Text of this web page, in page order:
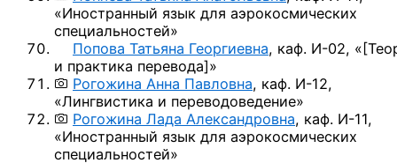
«Иностранный язык для аэрокосмических
специальностей»
Попова Татьяна Георгиевна, каф. И-02, «
и практика перевода]»
Рогожина Анна Павловна, каф. И-12,
«Лингвистика и переводоведение»
Рогожина Лада Александровна, каф. И-11,
«Иностранный язык для аэрокосмических
специальностей»